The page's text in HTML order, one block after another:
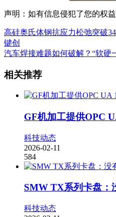
声明：如有信息侵犯了您的权
高硅奥氏体钢抗应力松弛突破
键创
汽车焊接难题如何破解？“软硬
相关推荐
GF机加工提供OPC
科技动态
2026-02-11
584
SMW TX系列卡盘：
科技动态